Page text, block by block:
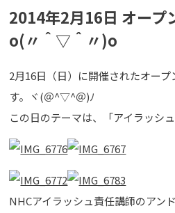
2014年2月16日 オープ
o(〃＾▽＾〃)o
2月16日（日）に開催されたオー
す。ヾ(＠^▽^＠)ﾉ
この日のテーマは、「アイラッシ
NHCアイラッシュ責任講師のアン